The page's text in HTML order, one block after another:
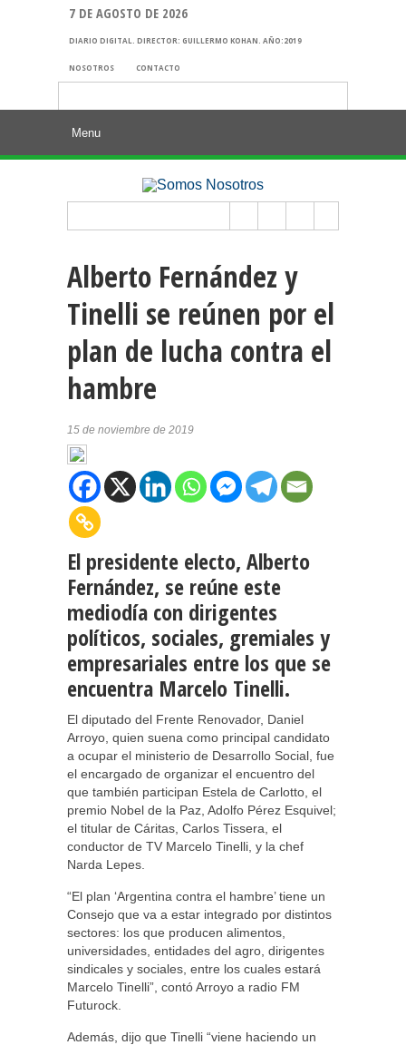
7 DE AGOSTO DE 2026
DIARIO DIGITAL. DIRECTOR: GUILLERMO KOHAN. AÑO:2019
NOSOTROS CONTACTO
Alberto Fernández y
Tinelli se reúnen por el
plan de lucha contra el
hambre
15 de noviembre de 2019
El presidente electo, Alberto
Fernández, se reúne este
mediodía con dirigentes
políticos, sociales, gremiales y
empresariales entre los que se
encuentra Marcelo Tinelli.
El diputado del Frente Renovador, Daniel
Arroyo, quien suena como principal candidato
a ocupar el ministerio de Desarrollo Social, fue
el encargado de organizar el encuentro del
que también participan Estela de Carlotto, el
premio Nobel de la Paz, Adolfo Pérez Esquivel;
el titular de Cáritas, Carlos Tissera, el
conductor de TV Marcelo Tinelli, y la chef
Narda Lepes.
“El plan ‘Argentina contra el hambre’ tiene un
Consejo que va a estar integrado por distintos
sectores: los que producen alimentos,
universidades, entidades del agro, dirigentes
sindicales y sociales, entre los cuales estará
Marcelo Tinelli”, contó Arroyo a radio FM
Futurock.
Además, dijo que Tinelli “viene haciendo un